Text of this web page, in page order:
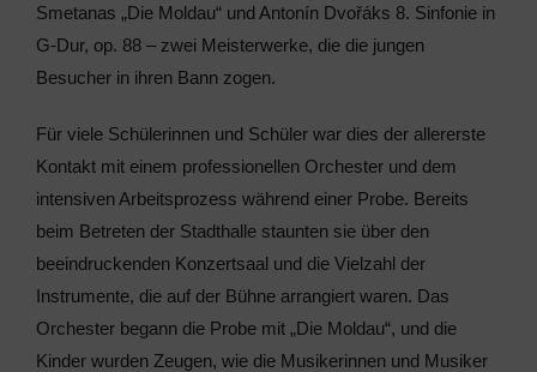
Smetanas „Die Moldau“ und Antonín Dvořáks 8. Sinfonie in
G-Dur, op. 88 – zwei Meisterwerke, die die jungen
Besucher in ihren Bann zogen.
Für viele Schülerinnen und Schüler war dies der allererste
Kontakt mit einem professionellen Orchester und dem
intensiven Arbeitsprozess während einer Probe. Bereits
beim Betreten der Stadthalle staunten sie über den
beeindruckenden Konzertsaal und die Vielzahl der
Instrumente, die auf der Bühne arrangiert waren. Das
Orchester begann die Probe mit „Die Moldau“, und die
Kinder wurden Zeugen, wie die Musikerinnen und Musiker